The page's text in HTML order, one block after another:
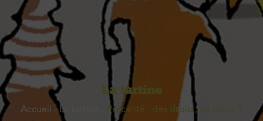
La tartine
Accueil -La tartine Précarité : des droits, un choix ?